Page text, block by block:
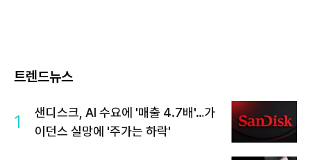
트렌드뉴스
1
샌디스크, AI 수요에 '매출 4.7배'…가
이던스 실망에 '주가는 하락'